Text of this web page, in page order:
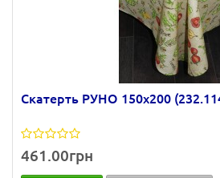
Скатерть РУНО 150х200
461.00грн